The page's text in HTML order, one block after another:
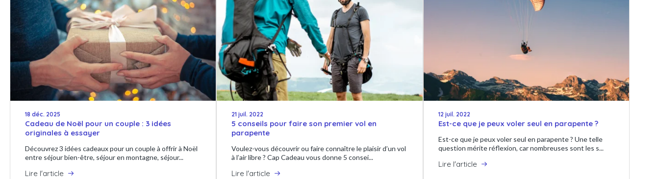
18 déc. 2025
Cadeau de Noël pour un couple : 3 idées
originales à essayer
Découvrez 3 idées cadeaux pour un couple à offrir à Noël
entre séjour bien-être, séjour en montagne, séjour...
Lire l'article
21 juil. 2022
5 conseils pour faire son premier vol en
parapente
Voulez-vous découvrir ou faire connaître le plaisir d’un vol
à l’air libre ? Cap Cadeau vous donne 5 consei...
Lire l'article
12 juil. 2022
Est-ce que je peux voler seul en parapente ?
Est-ce que je peux voler seul en parapente ? Une telle
question mérite réflexion, car nombreuses sont les s...
Lire l'article